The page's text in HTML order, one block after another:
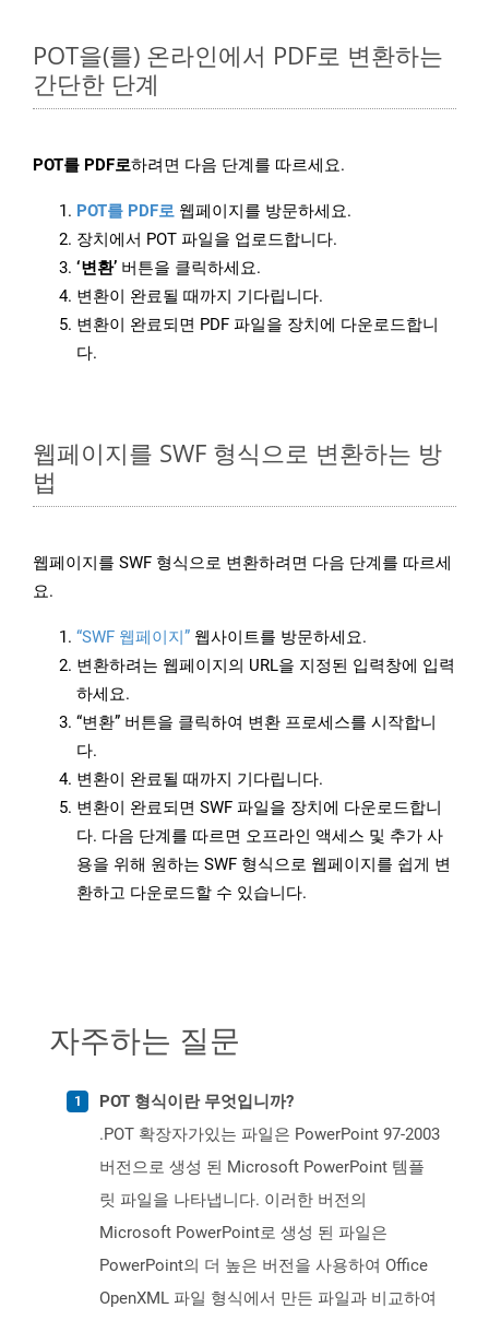
POT을(를) 온라인에서 PDF로 변환하는
간단한 단계
POT를 PDF로하려면 다음 단계를 따르세요.
POT를 PDF로 웹페이지를 방문하세요.
장치에서 POT 파일을 업로드합니다.
‘변환’ 버튼을 클릭하세요.
변환이 완료될 때까지 기다립니다.
변환이 완료되면 PDF 파일을 장치에 다운로드합니
다.
웹페이지를 SWF 형식으로 변환하는 방
법
웹페이지를 SWF 형식으로 변환하려면 다음 단계를 따르세
요.
“SWF 웹페이지” 웹사이트를 방문하세요.
변환하려는 웹페이지의 URL을 지정된 입력창에 입력
하세요.
“변환” 버튼을 클릭하여 변환 프로세스를 시작합니
다.
변환이 완료될 때까지 기다립니다.
변환이 완료되면 SWF 파일을 장치에 다운로드합니
다. 다음 단계를 따르면 오프라인 액세스 및 추가 사
용을 위해 원하는 SWF 형식으로 웹페이지를 쉽게 변
환하고 다운로드할 수 있습니다.
자주하는 질문
POT 형식이란 무엇입니까?
.POT 확장자가있는 파일은 PowerPoint 97-2003
버전으로 생성 된 Microsoft PowerPoint 템플
릿 파일을 나타냅니다. 이러한 버전의
Microsoft PowerPoint로 생성 된 파일은
PowerPoint의 더 높은 버전을 사용하여 Office
OpenXML 파일 형식에서 만든 파일과 비교하여